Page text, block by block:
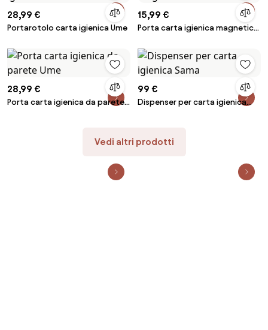
28,99 €
Portarotolo carta igienica Ume
15,99 €
Porta carta igienica magnetico
28,99 €
Porta carta igienica da parete
99 €
Dispenser per carta igienica
Vedi altri prodotti